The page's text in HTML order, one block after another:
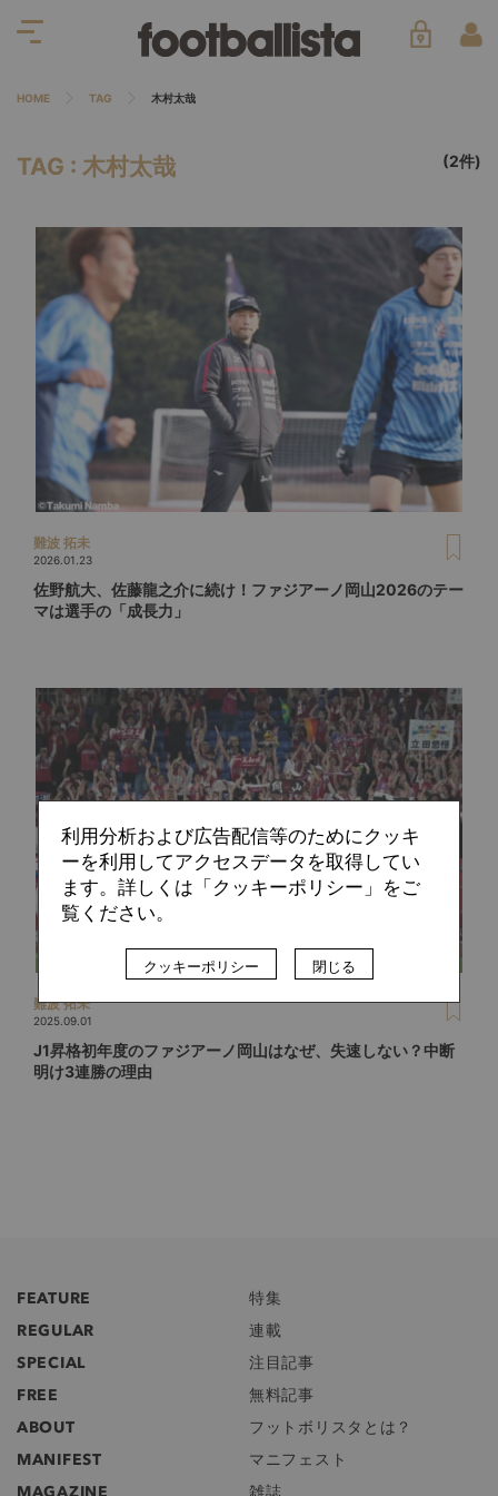
HOME TAG 木村太哉
TAG : 木村太哉 (2件)
難波 拓未
2026.01.23
佐野航大、佐藤龍之介に続け！ファジアーノ岡山2026のテー
マは選手の「成長力」
難波 拓未
2025.09.01
J1昇格初年度のファジアーノ岡山はなぜ、失速しない？中断
明け3連勝の理由
FEATURE
特集
REGULAR
連載
SPECIAL
注目記事
FREE
無料記事
ABOUT
フットボリスタとは？
MANIFEST
マニフェスト
利用分析および広告配信等のためにクッキ
ーを利用してアクセスデータを取得してい
ます。詳しくは「クッキーポリシー」をご
覧ください。
クッキーポリシー 閉じる